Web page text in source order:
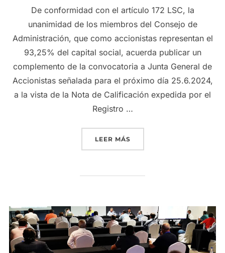
De conformidad con el artículo 172 LSC, la
unanimidad de los miembros del Consejo de
Administración, que como accionistas representan el
93,25% del capital social, acuerda publicar un
complemento de la convocatoria a Junta General de
Accionistas señalada para el próximo día 25.6.2024,
a la vista de la Nota de Calificación expedida por el
Registro …
LEER MÁS«COMPLEMENTO A LA